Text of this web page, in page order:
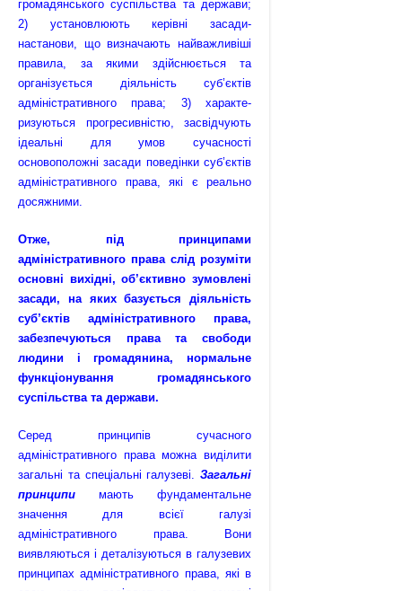
громадянського суспільства та держави;
2) установлюють керівні засади-
настанови, що визначають найважливіші
правила, за якими здійснюється та
організується діяльність суб’єктів
адміністративного права; 3) характе­
ризуються прогресивністю, засвідчують
ідеальні для умов сучасності
основоположні засади поведінки суб’єктів
адміністративного права, які є реально
досяжними.
Отже, під принципами
адміністративного права слід розуміти
основні вихідні, об’єктивно зумовлені
засади, на яких базується діяльність
суб’єктів адміністративного права,
забезпечуються права та свободи
людини і громадянина, нормальне
функціонування громадянського
суспільства та держави.
Серед принципів сучасного
адміністративного права можна виділити
загальні та спеціальні галузеві. Загальні
принципи мають фундаментальне
значення для всієї галузі
адміністративного права. Вони
виявляються і деталізуються в галузевих
принципах адміністративного права, які в